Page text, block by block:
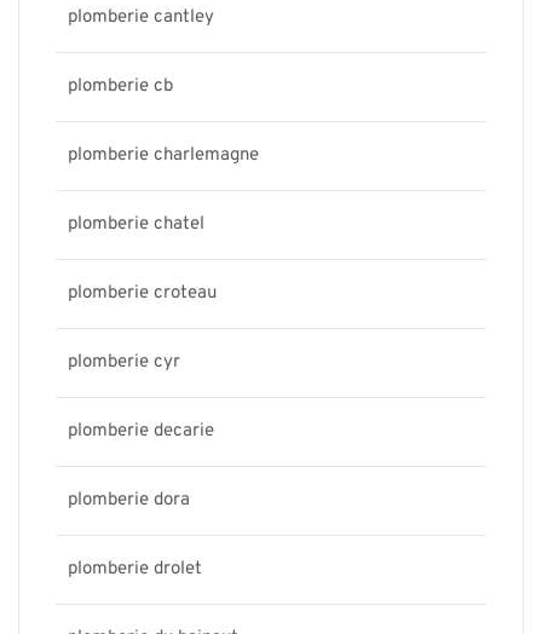
plomberie cantley
plomberie cb
plomberie charlemagne
plomberie chatel
plomberie croteau
plomberie cyr
plomberie decarie
plomberie dora
plomberie drolet